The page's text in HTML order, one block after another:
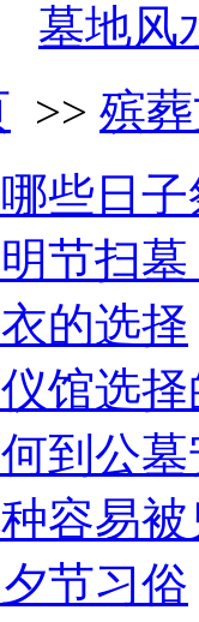
墓地风
>> 殡
些日
节扫
的选择
馆选
到公
容易
节习俗